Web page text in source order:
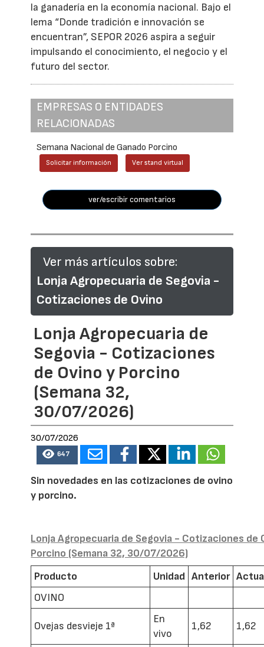
la ganadería en la economía nacional. Bajo el
lema “Donde tradición e innovación se
encuentran”, SEPOR 2026 aspira a seguir
impulsando el conocimiento, el negocio y el
futuro del sector.
EMPRESAS O ENTIDADES
RELACIONADAS
Semana Nacional de Ganado Porcino
Solicitar información Ver stand virtual
ver/escribir comentarios
Ver más artículos sobre:
Lonja Agropecuaria de Segovia -
Cotizaciones de Ovino
Lonja Agropecuaria de
Segovia - Cotizaciones
de Ovino y Porcino
(Semana 32,
30/07/2026)
30/07/2026
647
Sin novedades en las cotizaciones de ovino
y porcino.
Lonja Agropecuaria de Segovia - Cotizaciones de
Porcino (Semana 32, 30/07/2026)
Producto
Unidad Anterior
OVINO
Ovejas desvieje 1ª
En
vivo
1,62 1,62